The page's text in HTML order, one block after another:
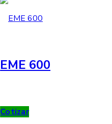
EME 600
Cotizar